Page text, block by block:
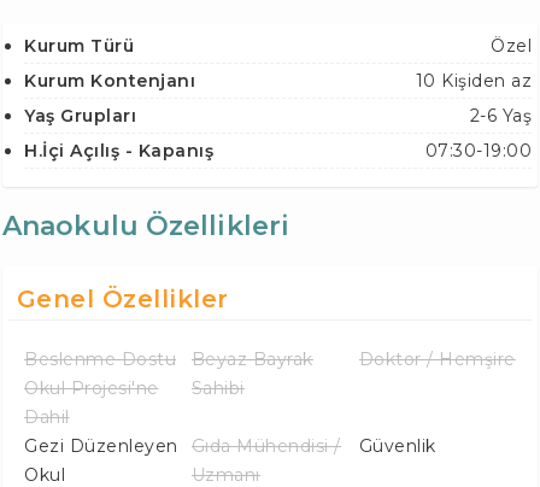
Kurum Türü
Özel
Kurum Kontenjanı
10 Kişiden az
Yaş Grupları
2-6 Yaş
H.İçi Açılış - Kapanış
07:30-19:00
Anaokulu Özellikleri
Genel Özellikler
Beslenme Dostu
Okul Projesi'ne
Dahil
Beyaz Bayrak
Sahibi
Doktor / Hemşire
Gezi Düzenleyen
Okul
Gıda Mühendisi /
Uzmanı
Güvenlik